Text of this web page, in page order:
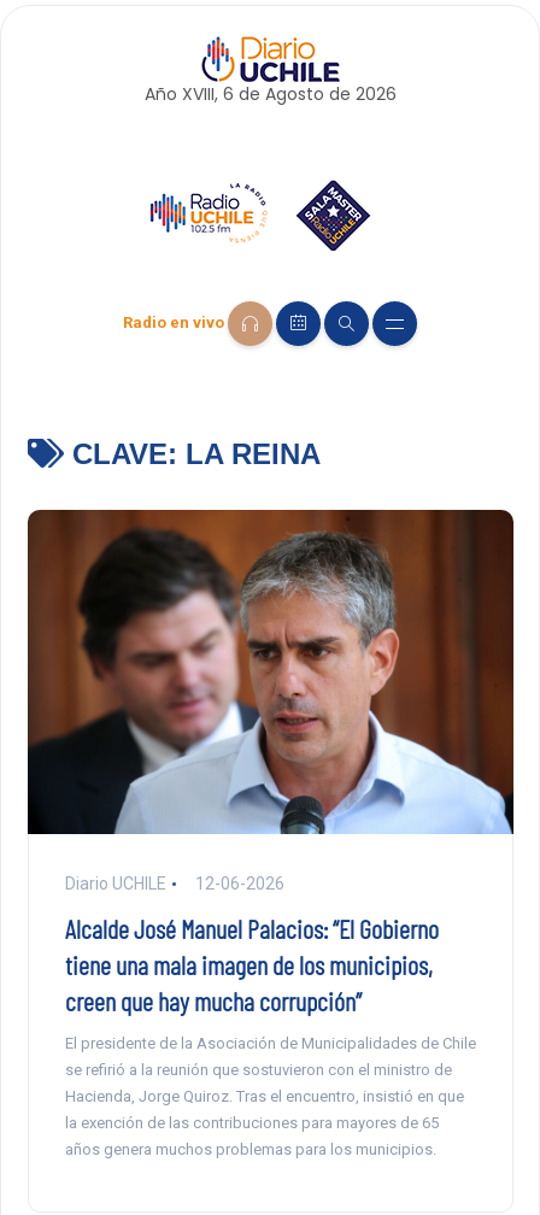
Año XVIII, 6 de Agosto de 2026
Radio en vivo
CLAVE: LA REINA
Diario UCHILE 12-06-2026
Alcalde José Manuel Palacios: “El Gobierno
tiene una mala imagen de los municipios,
creen que hay mucha corrupción”
El presidente de la Asociación de Municipalidades de Chile
se refirió a la reunión que sostuvieron con el ministro de
Hacienda, Jorge Quiroz. Tras el encuentro, insistió en que
la exención de las contribuciones para mayores de 65
años genera muchos problemas para los municipios.